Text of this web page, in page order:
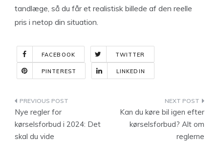
tandlæge, så du får et realistisk billede af den reelle
pris i netop din situation.
FACEBOOK TWITTER
PINTEREST LINKEDIN
Indlægsnavigation
Nye regler for
kørselsforbud i 2024: Det
skal du vide
Kan du køre bil igen efter
kørselsforbud? Alt om
reglerne